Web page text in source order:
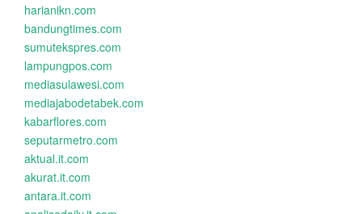
harianikn.com
bandungtimes.com
sumutekspres.com
lampungpos.com
mediasulawesi.com
mediajabodetabek.com
kabarflores.com
seputarmetro.com
aktual.it.com
akurat.it.com
antara.it.com